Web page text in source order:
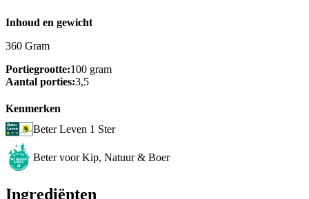
Inhoud en gewicht
360 Gram
Portiegrootte:100 gram
Aantal porties:3,5
Kenmerken
Beter Leven 1 Ster
Beter voor Kip, Natuur & Boer
Ingrediënten